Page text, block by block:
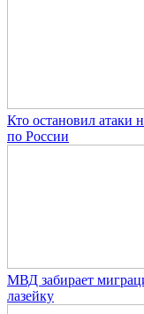
Кто остановил
по России
МВД забирает
лазейку